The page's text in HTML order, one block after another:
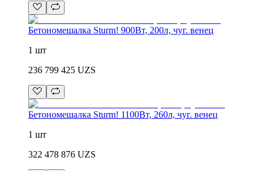
Бетономешалка Sturm! 900Вт, 200л, чуг. венец
1 шт
236 799 425 UZS
Бетономешалка Sturm! 1100Вт, 260л, чуг. венец
1 шт
322 478 876 UZS